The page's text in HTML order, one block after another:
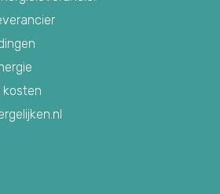
kosten